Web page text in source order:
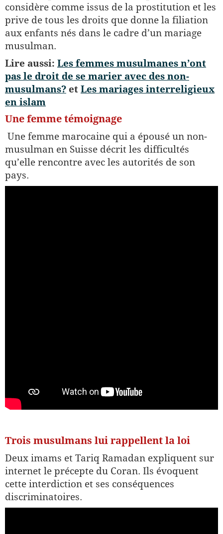
considère comme issus de la prostitution et les
prive de tous les droits que donne la filiation
aux enfants nés dans le cadre d’un mariage
musulman.
Lire aussi: Les femmes musulmanes n’ont
pas le droit de se marier avec des non-
musulmans? et Les mariages interreligieux
en islam
Une femme témoignage
Une femme marocaine qui a épousé un non-
musulman en Suisse décrit les difficultés
qu’elle rencontre avec les autorités de son
pays.
Trois musulmans lui rappellent la loi
Deux imams et Tariq Ramadan expliquent sur
internet le précepte du Coran. Ils évoquent
cette interdiction et ses conséquences
discriminatoires.